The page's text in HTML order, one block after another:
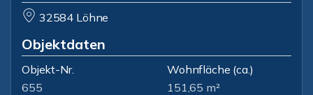
32584 Löhne
Objektdaten
Objekt-Nr.
655
Wohnfläche (ca.)
151,65 m²